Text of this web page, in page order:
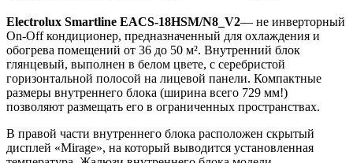
Electrolux Smartline EACS-18HSM/N8_V2— не инверторный
On-Off кондиционер, предназначенный для охлаждения и
обогрева помещений от 36 до 50 м². Внутренний блок
глянцевый, выполнен в белом цвете, с серебристой
горизонтальной полосой на лицевой панели. Компактные
размеры внутреннего блока (ширина всего 729 мм!)
позволяют размещать его в ограниченных пространствах.
В правой части внутреннего блока расположен скрытый
дисплей «Mirage», на который выводится установленная